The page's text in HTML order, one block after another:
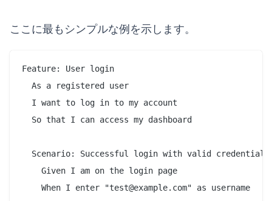
ここに最もシンプルな例を示します。
Feature: User login
  As a registered user
  I want to log in to my account
  So that I can access my dashboard
  Scenario: Successful login with valid credentials
    Given I am on the login page
    When I enter "test@example.com" as username